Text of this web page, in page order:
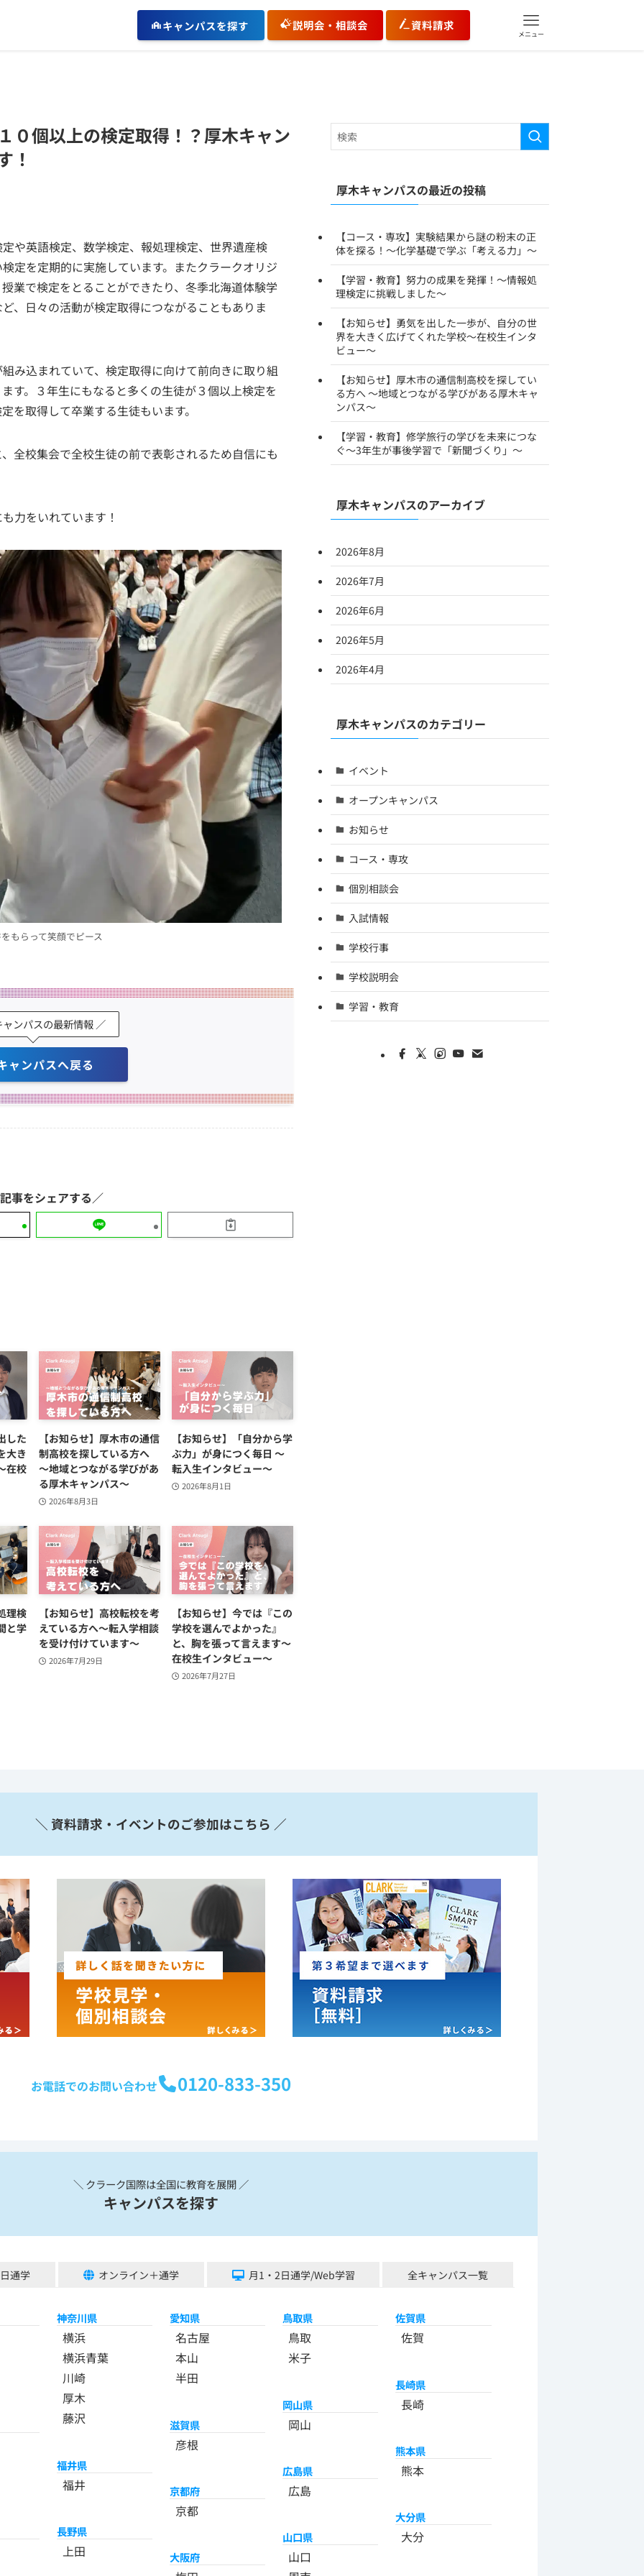
キャンパスを探す 説明会・相談会 資料請求
メニュー
０個以上の検定取得！？厚木キャン
！
や英語検定、数学検定、報処理検定、世界遺産検
定を定期的に実施しています。またクラークオリジ
業で検定をとることができたり、冬季北海道体験学
、日々の活動が検定取得につながることもありま
み込まれていて、検定取得に向けて前向きに取り組
す。３年生にもなると多くの生徒が３個以上検定を
を取得して卒業する生徒もいます。
全校集会で全校生徒の前で表彰されるため自信にも
力をいれています！
もらって笑顔でピース
ンパスの最新情報 ／
ャンパスへ戻る
した
大き
在校
【お知らせ】厚木市の通信
制高校を探している方へ
～地域とつながる学びがあ
る厚木キャンパス～
2026年8月3日
【お知らせ】「自分から学
ぶ力」が身につく毎日 ～
転入生インタビュー～
2026年8月1日
理検
と学
【お知らせ】高校転校を考
えている方へ〜転入学相談
を受け付けています〜
2026年7月29日
【お知らせ】今では『この
学校を選んでよかった』
と、胸を張って言えます～
在校生インタビュー～
2026年7月27日
厚木キャンパスの最近の投稿
【コース・専攻】実験結果から謎の粉末の正
体を探る！～化学基礎で学ぶ「考える力」～
【学習・教育】努力の成果を発揮！〜情報処
理検定に挑戦しました〜
【お知らせ】勇気を出した一歩が、自分の世
界を大きく広げてくれた学校～在校生インタ
ビュー～
【お知らせ】厚木市の通信制高校を探してい
る方へ ～地域とつながる学びがある厚木キャ
ンパス～
【学習・教育】修学旅行の学びを未来につな
ぐ〜3年生が事後学習で「新聞づくり」〜
厚木キャンパスのアーカイブ
2026年8月
2026年7月
2026年6月
2026年5月
2026年4月
厚木キャンパスのカテゴリー
イベント
オープンキャンパス
お知らせ
コース・専攻
個別相談会
入試情報
学校行事
学校説明会
学習・教育
＼ 資料請求・イベントのご参加はこちら ／
お電話でのお問い合わせ 0120-833-350
＼ クラーク国際は全国に教育を展開 ／
キャンパスを探す
通学 オンライン＋通学 月1・2日通学/Web学習 全キャンパス一覧
神奈川県
横浜
横浜青葉
川崎
厚木
藤沢
福井県
福井
長野県
上田
愛知県
名古屋
本山
半田
滋賀県
彦根
京都府
京都
大阪府
鳥取県
鳥取
米子
岡山県
岡山
広島県
広島
山口県
山口
佐賀県
佐賀
長崎県
長崎
熊本県
熊本
大分県
大分